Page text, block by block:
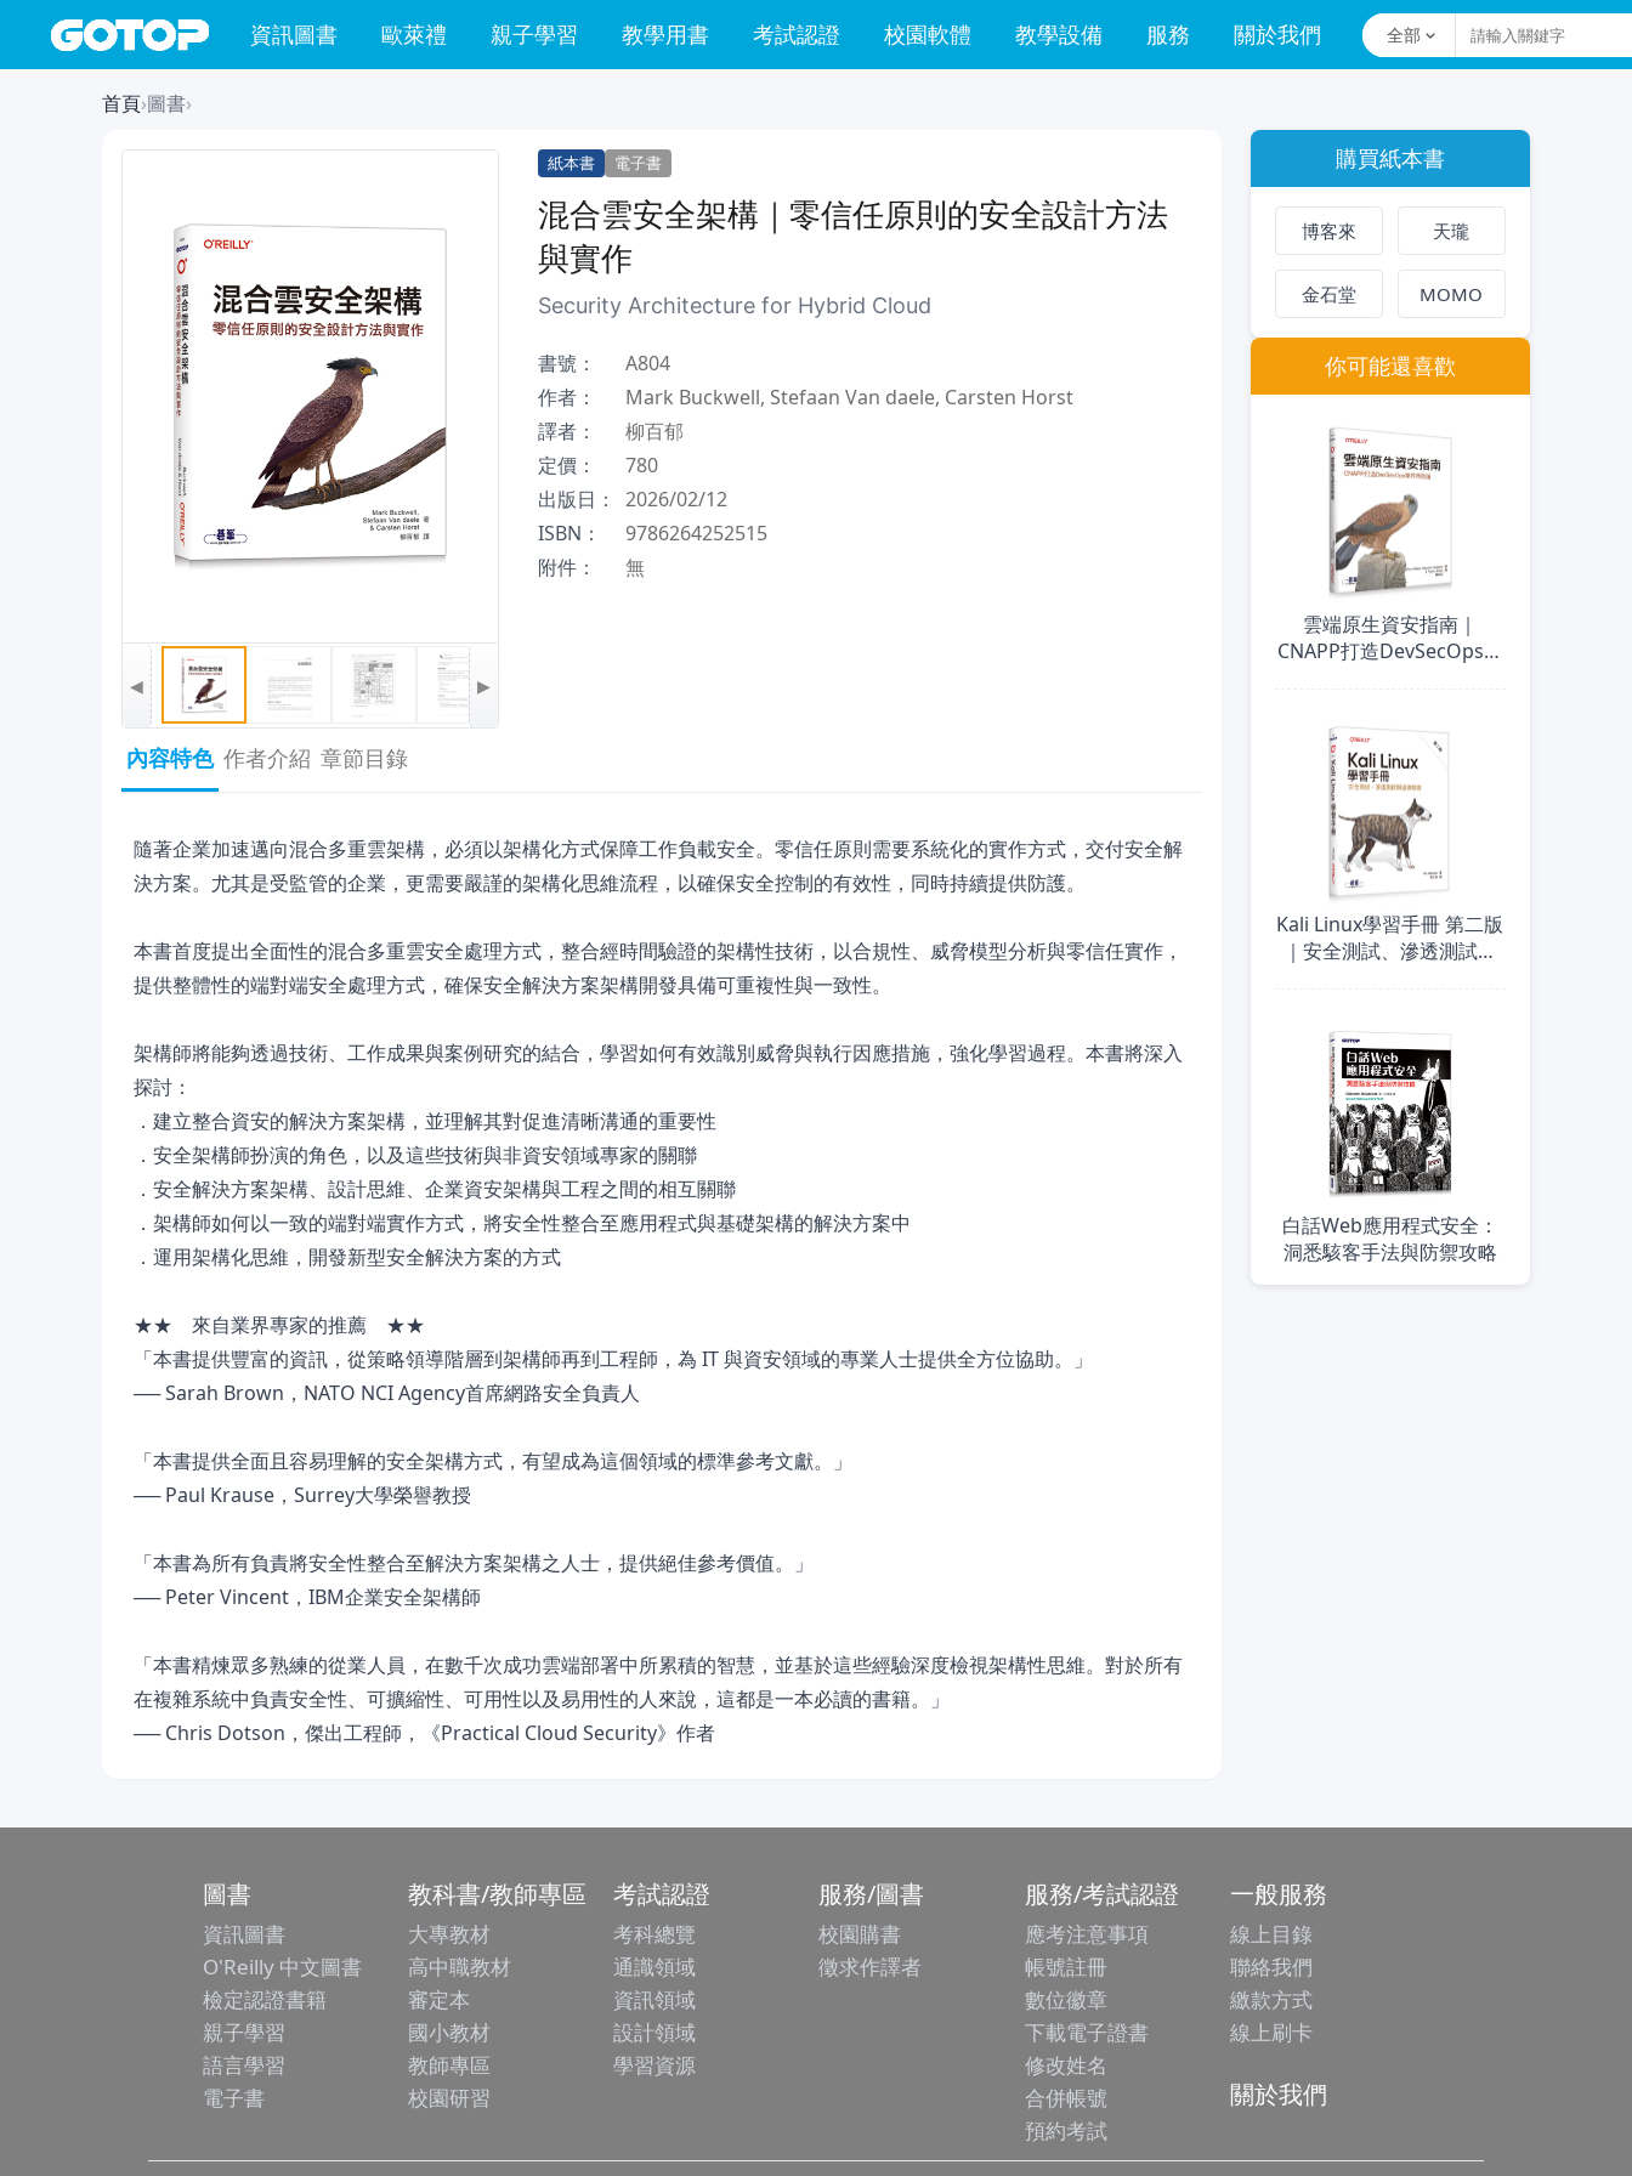
資訊圖書 歐萊禮 親子學習 教學用書 考試認證 校園軟體 教學設備 服務 關於我們 全部
首頁›圖書›
◀ ▶
紙本書 電子書
混合雲安全架構｜零信任原則的安全設計方法
與實作
Security Architecture for Hybrid Cloud
書號：
A804
作者：
Mark Buckwell, Stefaan Van daele, Carsten Horst
譯者：
柳百郁
定價：
780
出版日：
2026/02/12
ISBN：
9786264252515
附件：
無
內容特色 作者介紹 章節目錄
隨著企業加速邁向混合多重雲架構，必須以架構化方式保障工作負載安全。零信任原則需要系統化的實作方式，交付安全解
決方案。尤其是受監管的企業，更需要嚴謹的架構化思維流程，以確保安全控制的有效性，同時持續提供防護。
本書首度提出全面性的混合多重雲安全處理方式，整合經時間驗證的架構性技術，以合規性、威脅模型分析與零信任實作，
提供整體性的端對端安全處理方式，確保安全解決方案架構開發具備可重複性與一致性。
架構師將能夠透過技術、工作成果與案例研究的結合，學習如何有效識別威脅與執行因應措施，強化學習過程。本書將深入
探討：
．建立整合資安的解決方案架構，並理解其對促進清晰溝通的重要性
．安全架構師扮演的角色，以及這些技術與非資安領域專家的關聯
．安全解決方案架構、設計思維、企業資安架構與工程之間的相互關聯
．架構師如何以一致的端對端實作方式，將安全性整合至應用程式與基礎架構的解決方案中
．運用架構化思維，開發新型安全解決方案的方式
★★ 來自業界專家的推薦 ★★
「本書提供豐富的資訊，從策略領導階層到架構師再到工程師，為 IT 與資安領域的專業人士提供全方位協助。」
── Sarah Brown，NATO NCI Agency首席網路安全負責人
「本書提供全面且容易理解的安全架構方式，有望成為這個領域的標準參考文獻。」
── Paul Krause，Surrey大學榮譽教授
「本書為所有負責將安全性整合至解決方案架構之人士，提供絕佳參考價值。」
── Peter Vincent，IBM企業安全架構師
「本書精煉眾多熟練的從業人員，在數千次成功雲端部署中所累積的智慧，並基於這些經驗深度檢視架構性思維。對於所有
在複雜系統中負責安全性、可擴縮性、可用性以及易用性的人來說，這都是一本必讀的書籍。」
── Chris Dotson，傑出工程師，《Practical Cloud Security》作者
購買紙本書
博客來 天瓏
金石堂 MOMO
你可能還喜歡
雲端原生資安指南｜
CNAPP打造DevSecOps零
Kali Linux學習手冊 第二版
｜安全測試、滲透測試與
白話Web應用程式安全：
洞悉駭客手法與防禦攻略
圖書
資訊圖書
O'Reilly 中文圖書
檢定認證書籍
親子學習
語言學習
電子書
教科書/教師專區
大專教材
高中職教材
審定本
國小教材
教師專區
校園研習
考試認證
考科總覽
通識領域
資訊領域
設計領域
學習資源
服務/圖書
校園購書
徵求作譯者
服務/考試認證
應考注意事項
帳號註冊
數位徽章
下載電子證書
修改姓名
合併帳號
預約考試
一般服務
線上目錄
聯絡我們
繳款方式
線上刷卡
關於我們